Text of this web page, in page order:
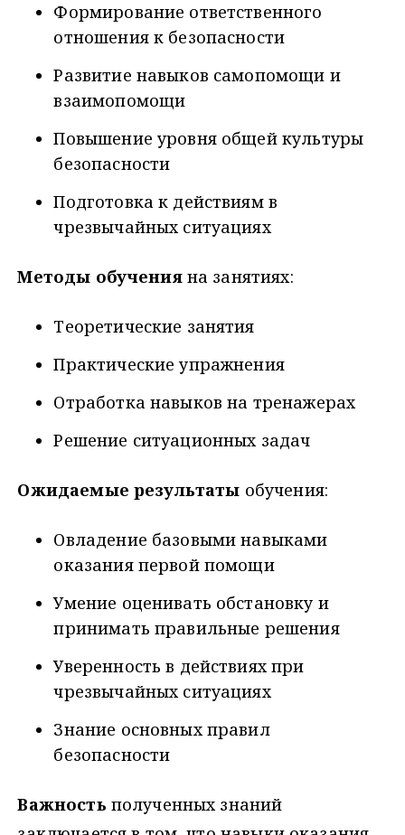
Формирование ответственного
отношения к безопасности
Развитие навыков самопомощи и
взаимопомощи
Повышение уровня общей культуры
безопасности
Подготовка к действиям в
чрезвычайных ситуациях
Методы обученияна занятиях:
Теоретические занятия
Практические упражнения
Отработка навыков на тренажерах
Решение ситуационных задач
Ожидаемые результаты обучения:
Овладение базовыми навыками
оказания первой помощи
Умение оценивать обстановку и
принимать правильные решения
Уверенность в действиях при
чрезвычайных ситуациях
Знание основных правил
безопасности
Важность полученных знаний